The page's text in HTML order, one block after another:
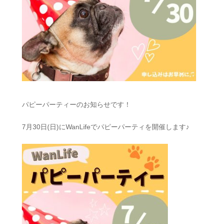
パピーパーティーのお知らせです！
7月30日(日)にWanLifeでパピーパーティを開催します♪